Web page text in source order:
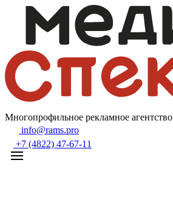
Многопрофильное рекламное агентство
info@rams.pro
+7 (4822) 47-67-11